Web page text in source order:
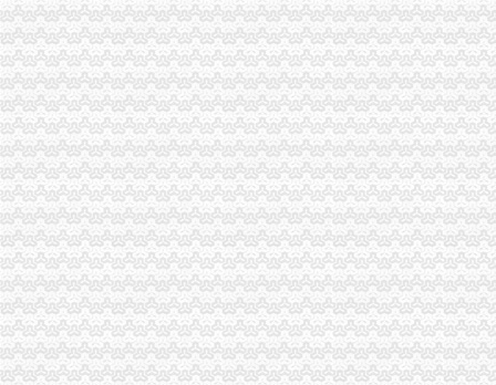
渝中区工商分局清理纠正迎接“峰会”一般纳税人注册流程公益广告画面